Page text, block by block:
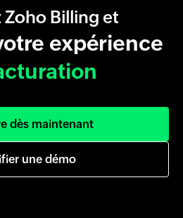
Zoho Billing et
expérience
dès maintenant
une démo